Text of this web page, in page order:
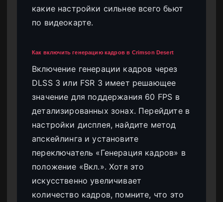
какие настройки сильнее всего бьют
по видеокарте.
Как включить генерацию кадров в Crimson Desert
Включение генерации кадров через
DLSS 3 или FSR 3 имеет решающее
значение для поддержания 60 FPS в
детализированных зонах. Перейдите в
настройки дисплея, найдите метод
апскейлинга и установите
переключатель «Генерация кадров» в
положение «Вкл.». Хотя это
искусственно увеличивает
количество кадров, помните, что это